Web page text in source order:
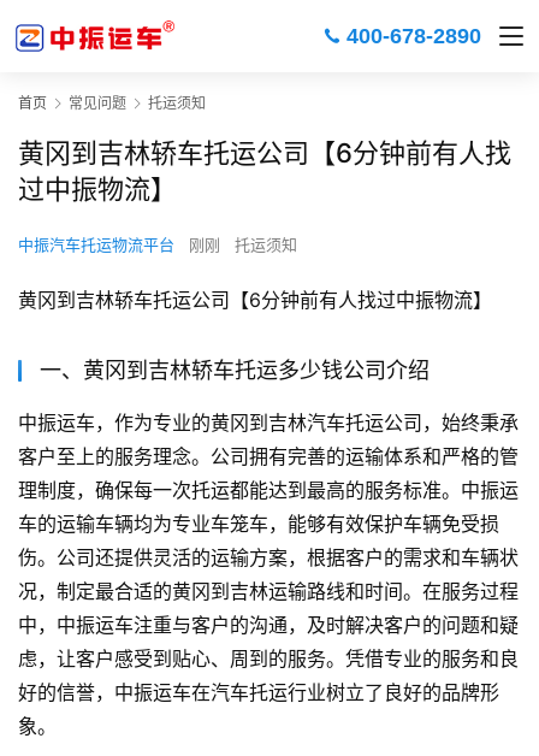
400-678-2890
首页 常见问题 托运须知
黄冈到吉林轿车托运公司【6分钟前有人找
过中振物流】
中振汽车托运物流平台 刚刚 托运须知
黄冈到吉林轿车托运公司【6分钟前有人找过中振物流】
一、黄冈到吉林轿车托运多少钱公司介绍
中振运车，作为专业的黄冈到吉林汽车托运公司，始终秉承
客户至上的服务理念。公司拥有完善的运输体系和严格的管
理制度，确保每一次托运都能达到最高的服务标准。中振运
车的运输车辆均为专业车笼车，能够有效保护车辆免受损
伤。公司还提供灵活的运输方案，根据客户的需求和车辆状
况，制定最合适的黄冈到吉林运输路线和时间。在服务过程
中，中振运车注重与客户的沟通，及时解决客户的问题和疑
虑，让客户感受到贴心、周到的服务。凭借专业的服务和良
好的信誉，中振运车在汽车托运行业树立了良好的品牌形
象。